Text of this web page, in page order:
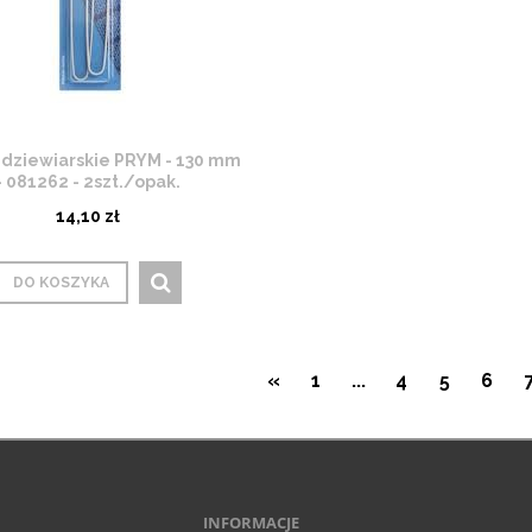
PRYM - 130 mm
081262 - 2szt./opak.
14,10 zł
DO KOSZYKA
« 1 ... 4 5 6
INFORMACJE